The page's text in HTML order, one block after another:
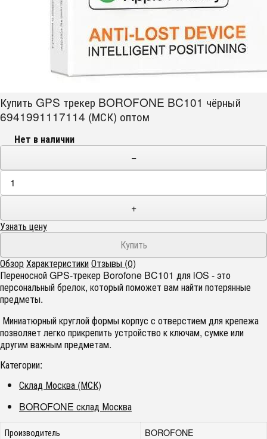
Купить GPS трекер BOROFONE BC101 чёрный
6941991117114 (МСК) оптом
Нет в наличии
−
+
Узнать цену
ОбзорХарактеристикиОтзывы (0)
Переносной GPS-трекер Borofone BC101 для iOS - это
персональный брелок, который поможет вам найти потерянные
предметы.
Миниатюрный круглой формы корпус с отверстием для крепежа
позволяет легко прикрепить устройство к ключам, сумке или
другим важным предметам.
Категории:
Склад Москва (МСК)
BOROFONE склад Москва
Производитель BOROFONE